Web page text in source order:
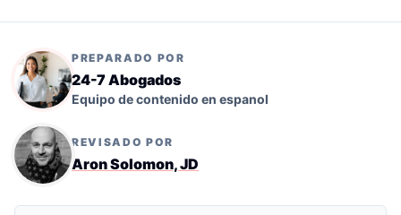
PREPARADO POR
24-7 Abogados
Equipo de contenido en espanol
REVISADO POR
Aron Solomon, JD